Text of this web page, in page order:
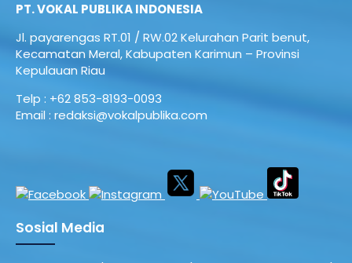
PT. VOKAL PUBLIKA INDONESIA
Jl. payarengas RT.01 / RW.02Kelurahan Parit benut,
Kecamatan Meral,Kabupaten Karimun – Provinsi
Kepulauan Riau
Telp : +62 853-8193-0093
Email : redaksi@vokalpublika.com
Sosial Media